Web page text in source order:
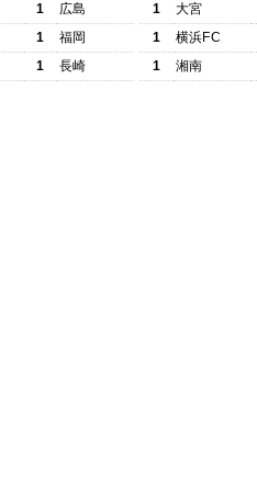
1
広島
1
福岡
1 長崎
1
大宮
1
横浜FC
1
湘南